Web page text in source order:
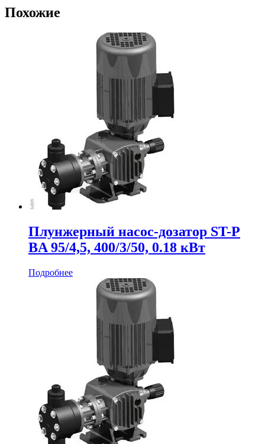
Похожие
Плунжерный насос-дозатор ST-P
BA 95/4,5, 400/3/50, 0.18 кВт
Подробнее